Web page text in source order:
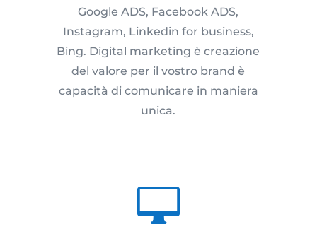
Google ADS, Facebook ADS,
Instagram, Linkedin for business,
Bing. Digital marketing è creazione
del valore per il vostro brand è
capacità di comunicare in maniera
unica.
